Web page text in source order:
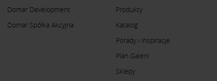
Domar Development
Domar Spółka Akcyjna
Produkty
Katalog
Porady i inspiracje
Plan Galerii
Sklepy